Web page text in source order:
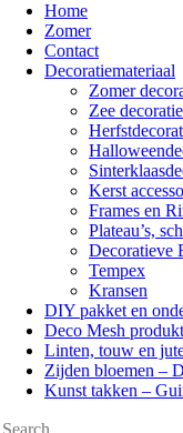
Home
Zomer
Contact
Decoratiemateriaal
Zomer
Zee
Kerst
Frames en
Plateau’s,
Decoratieve
Tempex
Kransen
DIY pakket en
Deco Mesh
Linten, touw en
Zijden bloemen –
Kunst takken –